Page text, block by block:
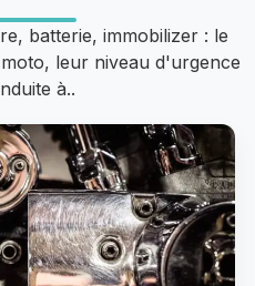
batterie, immobilizer : le
leur niveau d'urgence
à..